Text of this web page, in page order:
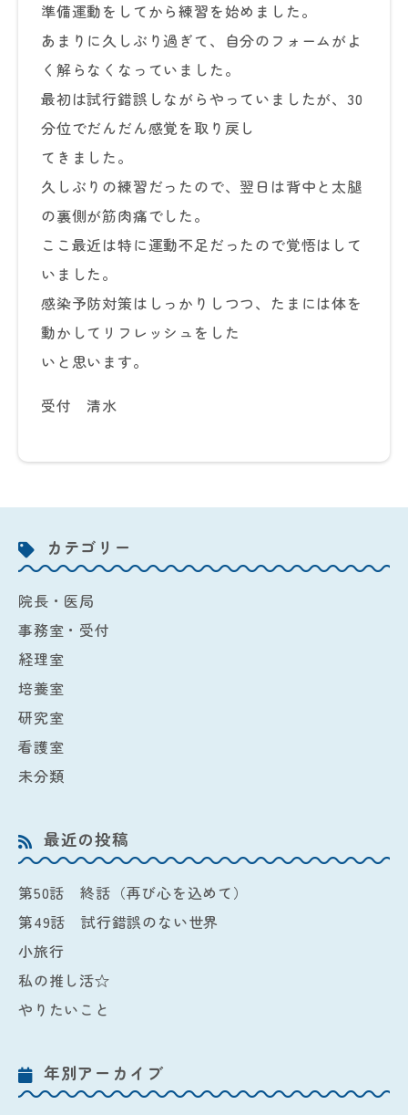
準備運動をしてから練習を始めました。
あまりに久しぶり過ぎて、自分のフォームがよ
く解らなくなっていました。
最初は試行錯誤しながらやっていましたが、30
分位でだんだん感覚を取り戻し
てきました。
久しぶりの練習だったので、翌日は背中と太腿
の裏側が筋肉痛でした。
ここ最近は特に運動不足だったので覚悟はして
いました。
感染予防対策はしっかりしつつ、たまには体を
動かしてリフレッシュをした
いと思います。
受付 清水
カテゴリー
院長・医局
事務室・受付
経理室
培養室
研究室
看護室
未分類
最近の投稿
第50話 終話（再び心を込めて）
第49話 試行錯誤のない世界
小旅行
私の推し活☆
やりたいこと
年別アーカイブ